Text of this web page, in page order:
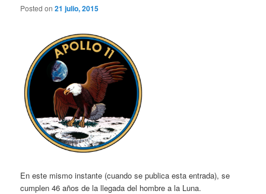
Posted on21 julio, 2015
En este mismo instante (cuando se publica esta entrada), se
cumplen 46 años de la llegada del hombre a la Luna.